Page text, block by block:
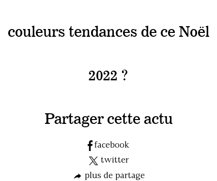
couleurs tendances de ce Noël
2022 ?
Partager cette actu
facebook
twitter
plus de partage